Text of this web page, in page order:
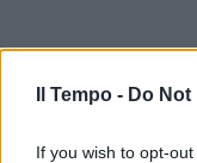
Il Tempo - Do
If you wish to opt-